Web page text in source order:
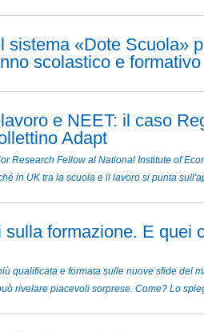
sistema «Dote Scuola»
scolastico e
e NEET: il caso
Adapt
Research Fellow al National Institute of
in UK tra la scuola e il lavoro si punta
sulla formazione. E
qualificata e formata sulle nuove sfide del
rivelare piacevoli sorprese. Come? Lo